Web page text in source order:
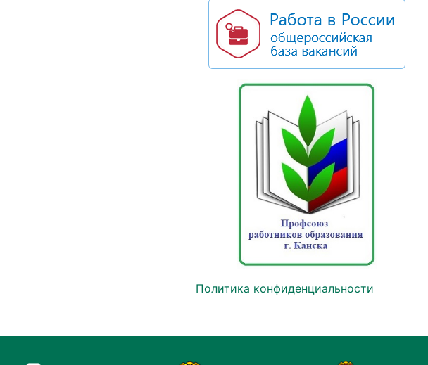
Политика конфиденциальности